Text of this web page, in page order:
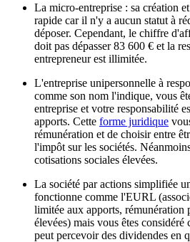
La micro-entreprise : sa création
rapide car il n'y a aucun statut à
déposer. Cependant, le chiffre
doit pas dépasser 83 600 € et la
entrepreneur est illimitée.
L'entreprise unipersonnelle à
comme son nom l'indique, vous
entreprise et votre responsabilité
apports. Cette forme juridique
rémunération et de choisir entre
l'impôt sur les sociétés.
cotisations sociales élevées.
La société par actions simplifiée
fonctionne comme l'EURL
limitée aux apports, rémunération
élevées) mais vous êtes
peut percevoir des dividendes en